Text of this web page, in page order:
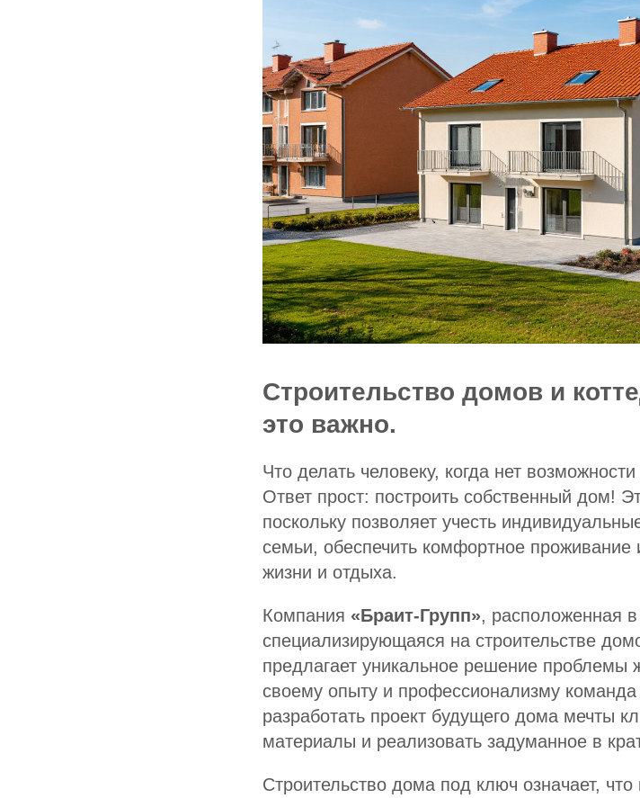
Строительство домов и
это важно.
Что делать человеку, когда нет
Ответ прост: построить собственный дом!
поскольку позволяет учесть
семьи, обеспечить комфортное проживание
жизни и отдыха.
Компания «Браит-Групп», расположенная
специализирующаяся на строительстве
предлагает уникальное решение
своему опыту и профессионализму
разработать проект будущего дома мечты
материалы и реализовать задуманное в
Строительство дома под ключ означает,